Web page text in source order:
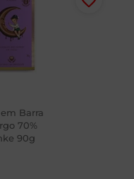
Barra
70%
90g